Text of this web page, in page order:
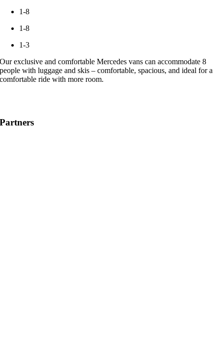
1-8
1-8
1-3
Our exclusive and comfortable Mercedes vans can accommodate 8
people with luggage and skis – comfortable, spacious, and ideal for a
comfortable ride with more room.
Partners